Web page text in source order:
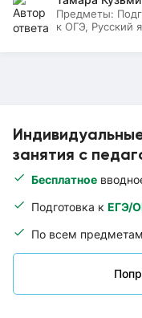
занятия с
Бесплатное
Подготовка к ЕГЭ/
По всем предметам
Предметы:
к ОГЭ, Русский